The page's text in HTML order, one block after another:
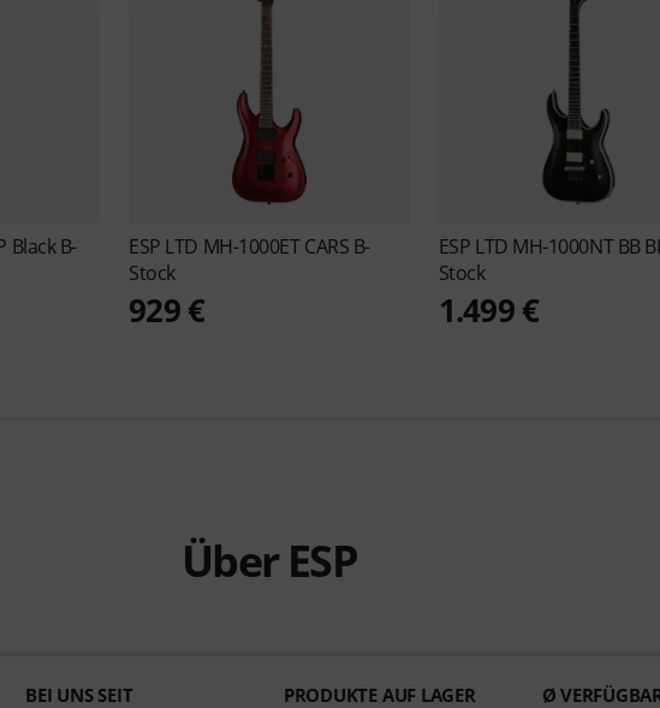
Black B-
ESP LTD MH-1000ET CARS B-
Stock
929 €
ESP LTD MH-1000NT BB
Stock
1.499 €
Über ESP
BEI UNS SEIT PRODUKTE AUF LAGER Ø